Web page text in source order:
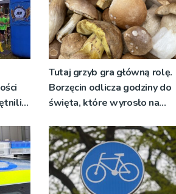
Tutaj grzyb gra główną rolę.
Borzęcin odlicza godziny do
święta, które wyrosło na